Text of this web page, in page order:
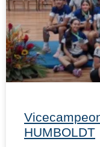
HUMBOLDT